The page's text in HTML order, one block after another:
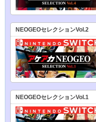
NEOGEOセレクションVol.2
NEOGEOセレクションVol.1